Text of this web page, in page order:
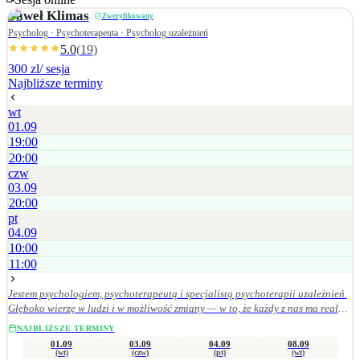
Paweł Klimas Zweryfikowany
Psycholog · Psychoterapeuta · Psycholog uzależnień
5.0(19)
300 zl/ sesja
Najbliższe terminy
wt
01.09
19:00
20:00
czw
03.09
20:00
pt
04.09
10:00
11:00
Jestem psychologiem, psychoterapeutą i specjalistą psychoterapii uzależnień.
Głęboko wierzę w ludzi i w możliwość zmiany — w to, że każdy z nas ma realny
wpływ na swoje życie, wystarczy w to uwierzyć i konsekwentnie działać w
(alkohol, hazard, seksualność, media społecznościowe), • depresją, nerwicą,
NAJBLIŻSZE TERMINY
01.09
(wt)
03.09
(czw)
04.09
(pt)
08.09
(wt)